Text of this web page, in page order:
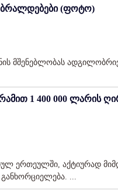
ბრალდებები (ფოტო)
მშენებლობას
1 400 000 ლარის
ერთეულში, აქტიურად
...